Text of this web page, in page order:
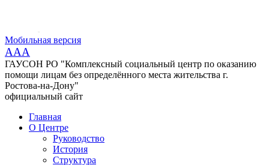
Мобильная версия
AAA
ГАУСОН РО "Комплексный социальный центр по оказанию
помощи лицам без определённого места жительства г.
Ростова-на-Дону"
официальный сайт
Главная
О Центре
Руководство
История
Структура